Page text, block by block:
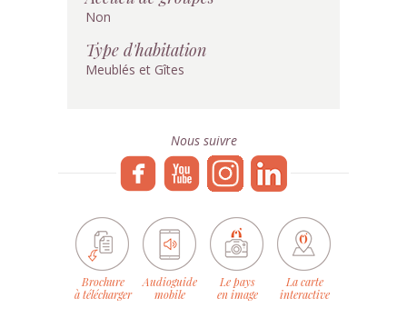
Non
Type d'habitation
Meublés et Gîtes
Nous suivre
Brochure
à télécharger
Audioguide
mobile
Le pays
en image
La carte
interactive